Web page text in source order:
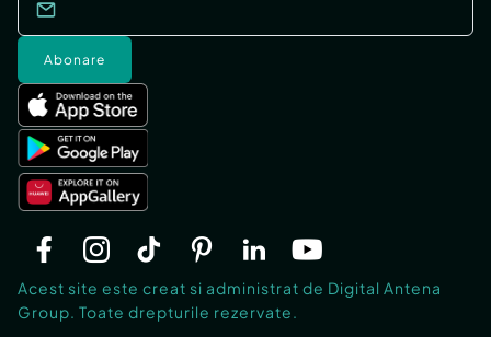
Abonare
Acest site este creat si administrat de Digital Antena
Group. Toate drepturile rezervate.